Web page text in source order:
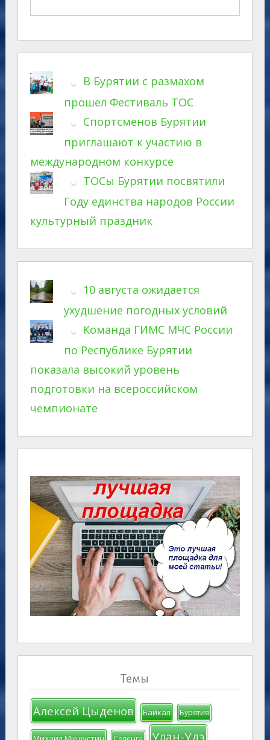
В Бурятии с размахом
прошел Фестиваль ТОС
Спортсменов Бурятии
приглашают к участию в
международном конкурсе
ТОСы Бурятии посвятили
Году единства народов России
культурный праздник
10 августа ожидается
ухудшение погодных условий
Команда ГИМС МЧС России
по Республике Бурятии
показала высокий уровень
подготовки на всероссийском
чемпионате
Темы
Алексей Цыденов Байкал Бурятия